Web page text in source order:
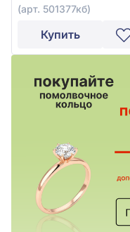
(арт. 501377кб)
Купить